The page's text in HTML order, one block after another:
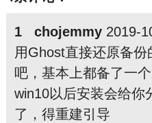
1 chojemmy2019-
用Ghost直接还原备
吧，基本上都备了一
win10以后安装会给你
了，得重建引导